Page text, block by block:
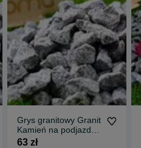
Grys granitowy Granit
Kamień na podjazd
parking ogród
63 zł